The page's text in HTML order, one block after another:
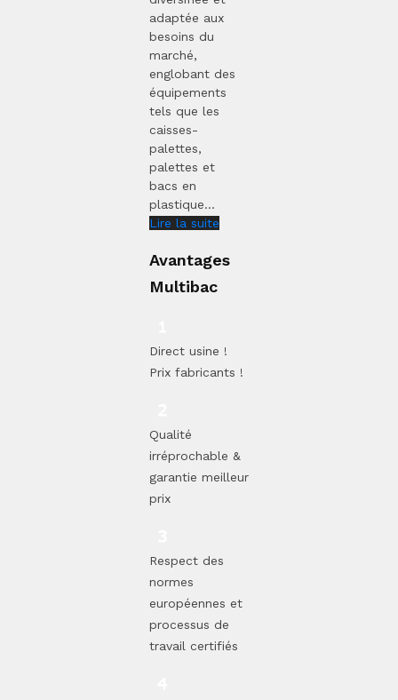
adaptée aux
besoins du
marché,
englobant des
équipements
tels que les
caisses-
palettes,
palettes et
bacs en
plastique...
Lire la suite
Avantages
Multibac
Direct usine !
Prix fabricants !
Qualité
irréprochable &
garantie meilleur
prix
Respect des
normes
européennes et
processus de
travail certifiés